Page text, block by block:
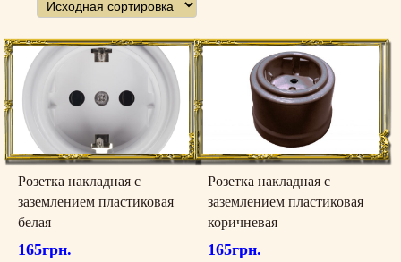
Розетка накладная с
заземлением пластиковая
белая
165грн.
Розетка накладная с
заземлением пластиковая
коричневая
165грн.